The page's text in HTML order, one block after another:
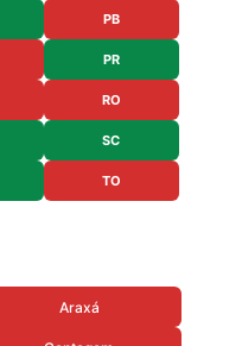
PB
PR
RO
SC
TO
Araxá